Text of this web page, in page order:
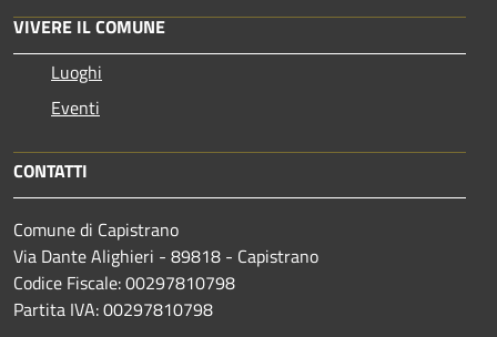
VIVERE IL COMUNE
Luoghi
Eventi
CONTATTI
Comune di Capistrano
Via Dante Alighieri - 89818 - Capistrano
Codice Fiscale: 00297810798
Partita IVA: 00297810798